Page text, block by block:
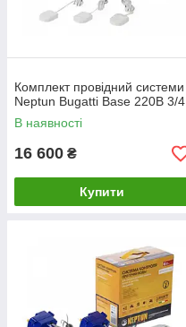
Комплект провідний системи
Neptun Bugatti Base 220B 3/4
В наявності
16 600 ₴
Купити